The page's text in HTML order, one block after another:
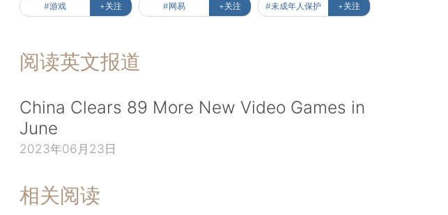
#游戏 +关注 #网易 +关注 #未成年人保护 +关注
阅读英文报道
China Clears 89 More New Video Games in
June
2023年06月23日
相关阅读